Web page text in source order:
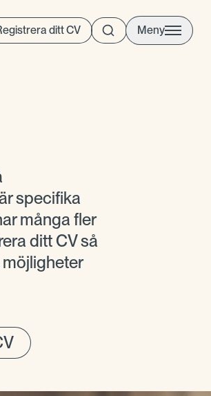
ditt CV Meny
specifika
många fler
ditt CV så